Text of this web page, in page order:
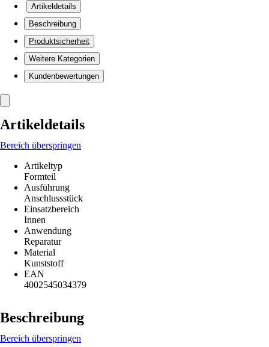
Artikeldetails
Beschreibung
Produktsicherheit
Weitere Kategorien
Kundenbewertungen
Artikeldetails
Bereich überspringen
Artikeltyp
Formteil
Ausführung
Anschlussstück
Einsatzbereich
Innen
Anwendung
Reparatur
Material
Kunststoff
EAN
4002545034379
Beschreibung
Bereich überspringen